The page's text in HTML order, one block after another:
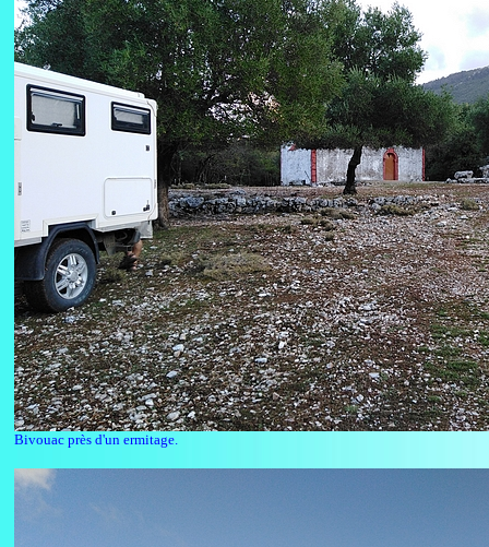
Bivouac près d'un ermitage.